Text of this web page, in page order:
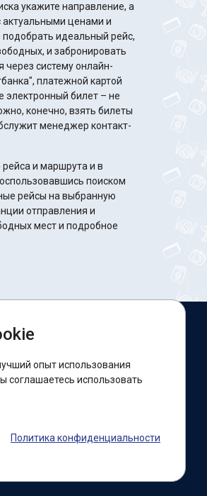
укажите направление, а
актуальными ценами и
и забронировать
через систему онлайн-
платежной картой
конечно, взять билеты
менеджер контакт-
рейса и маршрута и в
рейсы на выбранную
отправления и
мест и подробное
опыт использования
соглашаетесь использовать
Политика конфиденциальности